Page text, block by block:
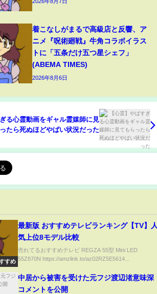
着こなしがまるで高級店と反響、ア
ニメ『呪術廻戦』牛角コラボイラス
トに「五条だけ五つ星シェフ」
(ABEMA TIMES)
2026年8月6日
る心霊動画をギャル霊媒師に見
たら死ぬほどやばい状況だった
すめ
最新版 おすすめテレビランキング【TV】人
気上位8モデル比較
売れてるおすすめテレビ REGZA 55型 Mini LED
55Z870N https://amzlink.to/az02RZ5E5614...
中居から被害を受けた元フジ渡辺渚意味深
コメントを公開